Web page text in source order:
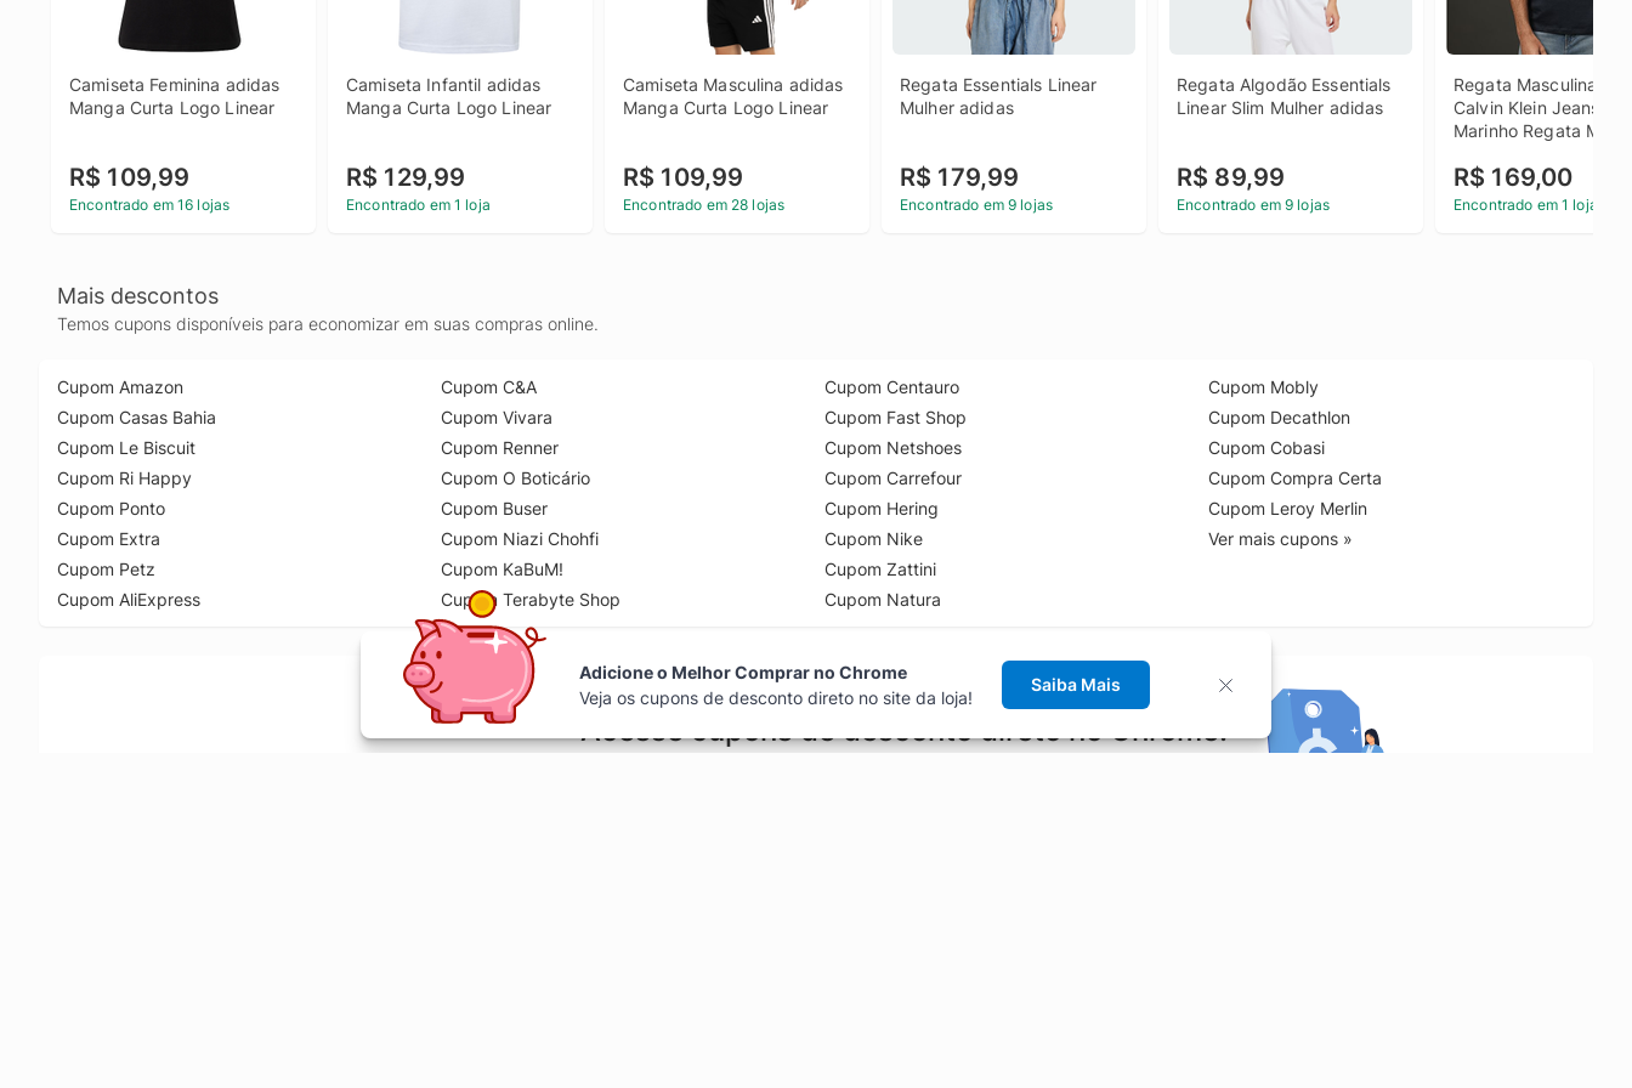
Camiseta Feminina adidas
Manga Curta Logo Linear
R$ 109,99
Encontrado em 16 lojas
Camiseta Infantil adidas
Manga Curta Logo Linear
R$ 129,99
Encontrado em 1 loja
Camiseta Masculina adidas
Manga Curta Logo Linear
R$ 109,99
Encontrado em 28 lojas
Regata Essentials Linear
Mulher adidas
R$ 179,99
Encontrado em 9 lojas
Regata Algodão Essentials
Linear Slim Mulher adidas
R$ 89,99
Encontrado em 9 lojas
Regata Masculina
Calvin Klein Jeans -
Marinho Regata
Marinho Pp
R$ 169,00
Encontrado em 1 loja
Mais descontos
Temos cupons disponíveis para economizar em suas compras online.
Cupom Amazon
Cupom Casas Bahia
Cupom Le Biscuit
Cupom Ri Happy
Cupom Ponto
Cupom Extra
Cupom Petz
Cupom AliExpress
Cupom C&A
Cupom Vivara
Cupom Renner
Cupom O Boticário
Cupom Buser
Cupom Niazi Chohfi
Cupom KaBuM!
Cupom Terabyte Shop
Cupom Centauro
Cupom Fast Shop
Cupom Netshoes
Cupom Carrefour
Cupom Hering
Cupom Nike
Cupom Zattini
Cupom Natura
Cupom Mobly
Cupom Decathlon
Cupom Cobasi
Cupom Compra Certa
Cupom Leroy Merlin
Ver mais cupons »
Acesse cupons de desconto direto no Chrome!
Adicione o Melhor Comprar no Chrome
Veja os cupons de desconto direto no site da loja!
Saiba Mais